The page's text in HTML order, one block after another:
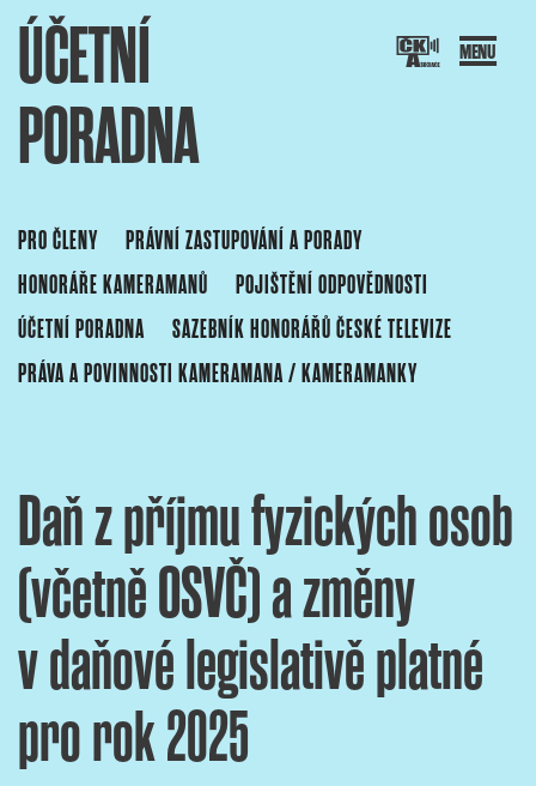
Přejít
obsahu
webu
ČESKÝCH KAMERAMANŮ
portál Asociace českých kameramanů
ÚČETNÍ
PORADNA
PRO ČLENY
PRÁVNÍ ZASTUPOVÁNÍ A PORADY
HONORÁŘE KAMERAMANŮ
POJIŠTĚNÍ ODPOVĚDNOSTI
ÚČETNÍ PORADNA
SAZEBNÍK HONORÁŘŮ ČESKÉ TELEVIZE
PRÁVA A POVINNOSTI KAMERAMANA / KAMERAMANKY
Daň z příjmu fyzických osob
(včetně OSVČ) a změny
v daňové legislativě platné
pro rok 2025